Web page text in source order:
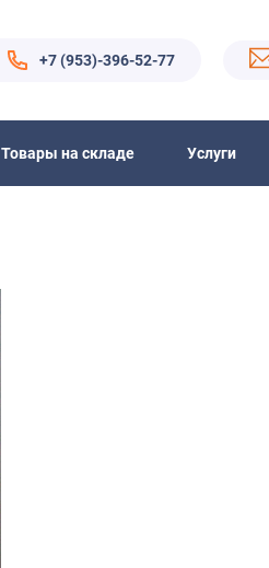
+7 (953)-396-52-77
Товары на складе Услуги